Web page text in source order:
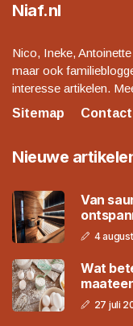
Niaf.nl
Nico, Ineke,
maar ook
interesse artikelen.
Sitemap
Contact
Nieuwe
Van
4
Wat
27 juli